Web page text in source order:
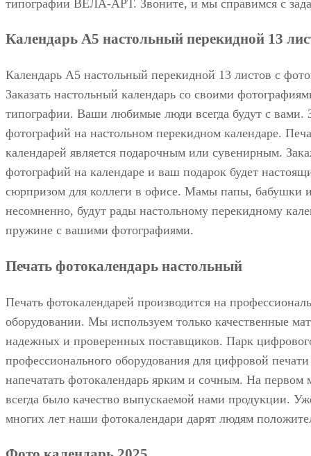
типографии ВЕЛА-АРТ. Звоните, и мы справимся с
Календарь А5 настольный перекидной 13
Календарь А5 настольный перекидной 13 листов с
Заказать настольный календарь со своими
типографии. Ваши любимые люди всегда будут с вами.
фотографий на настольном перекидном календаре.
календарей является подарочным или сувенирным.
фотографий на календаре и ваш подарок будет
сюрпризом для коллеги в офисе. Мамы папы, бабушки
несомненно, будут рады настольному перекидному
пружине с вашими фотографиями.
Печать фотокалендарь настольный
Печать фотокалендарей производится на
оборудовании. Мы используем только качественные
надежных и проверенных поставщиков. Парк
профессионального оборудования для цифровой печати
напечатать фотокалендарь ярким и сочным. На первом
всегда было качество выпускаемой нами продукции.
многих лет наши фотокалендари дарят людям